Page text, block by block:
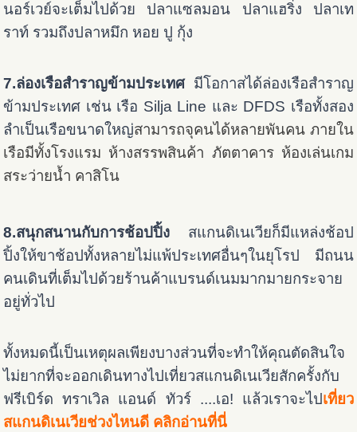
นอร์เวย์จะเต็มไปด้วย ปลาแซลมอน ปลาแฮริ่ง ปลาเท
ราท์ รวมถึงปลาหมึก หอย ปู กุ้ง
7.ล่องเรือสำราญข้ามประเทศ มีโอกาสได้ล่องเรือสำราญ
ข้ามประเทศ เช่น เรือ Silja Line และ DFDS เรือทั้งสอง
ลำเป็นเรือขนาดใหญ่สามารถจุคนได้หลายพันคน ภายใน
เรือมีทั้งโรงแรม ห้างสรรพสินค้า ภัตตาคาร ห้องเล่นเกม
สระว่ายน้ำ คาสิโน
8.สนุกสนานกับการช้อปปิ้ง สแกนดิเนเวียก็มีแหล่งช้อป
ปิ้งให้ขาช้อปทั้งหลายไม่แพ้ประเทศอื่นๆในยุโรป มีถนน
คนเดินที่เต็มไปด้วยร้านค้าแบรนด์เนมมากมายกระจาย
อยู่ทั่วไป
ทั้งหมดนี้เป็นเหตุผลเพียงบางส่วนที่จะทำให้คุณตัดสินใจ
ไม่ยากที่จะออกเดินทางไปเที่ยวสแกนดิเนเวียสักครั้งกับ
ฟรีเบิร์ด ทราเวิล แอนด์ ทัวร์ ....เอ! แล้วเราจะไปเที่ยว
สแกนดิเนเวียช่วงไหนดี คลิกอ่านที่นี่